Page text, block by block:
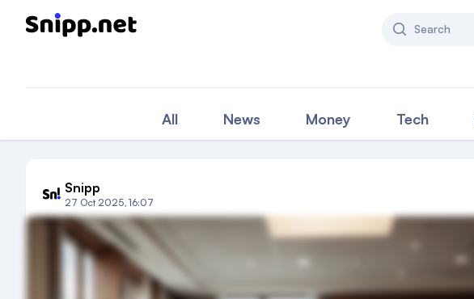
Search
All News Money Tech
Snipp
27 Oct 2025, 16:07